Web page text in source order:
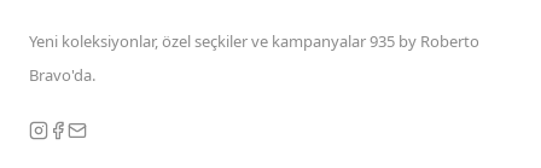
Yeni koleksiyonlar, özel seçkiler ve kampanyalar 935 by Roberto
Bravo'da.